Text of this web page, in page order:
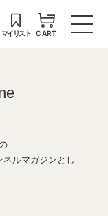
マイリスト CART
ルマガジンとし